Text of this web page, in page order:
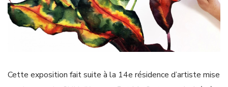
Cette exposition fait suite à la 14e résidence d’artiste mise